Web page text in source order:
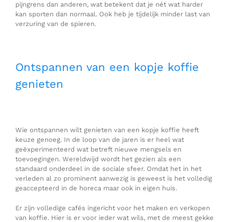
pijngrens dan anderen, wat betekent dat je nét wat harder
kan sporten dan normaal. Ook heb je tijdelijk minder last van
verzuring van de spieren.
Ontspannen van een kopje koffie
genieten
Wie ontspannen wilt genieten van een kopje koffie heeft
keuze genoeg. In de loop van de jaren is er heel wat
geëxperimenteerd wat betreft nieuwe mengsels en
toevoegingen. Wereldwijd wordt het gezien als een
standaard onderdeel in de sociale sfeer. Omdat het in het
verleden al zo prominent aanwezig is geweest is het volledig
geaccepteerd in de horeca maar ook in eigen huis.
Er zijn volledige cafés ingericht voor het maken en verkopen
van koffie. Hier is er voor ieder wat wils, met de meest gekke